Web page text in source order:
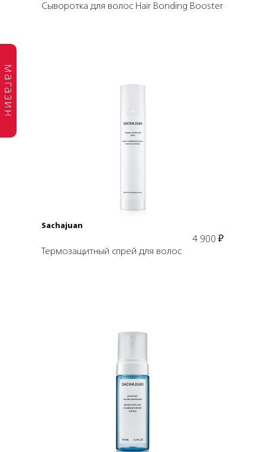
магазин
Сыворотка для волос Hair Bonding Booster
Подробнее
Sachajuan
4 900 ₽
Термозащитный спрей для волос
Подробнее
В корзину